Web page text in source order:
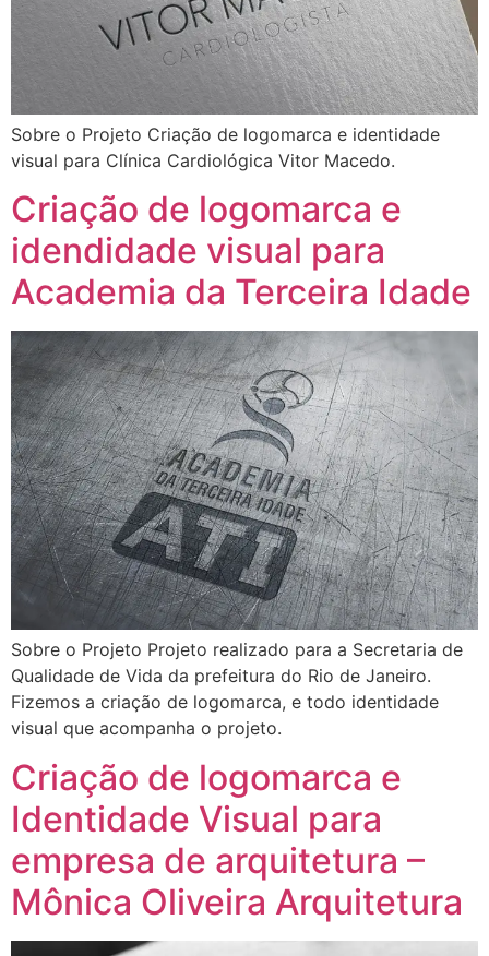
Sobre o Projeto Criação de logomarca e identidade
visual para Clínica Cardiológica Vitor Macedo.
Criação de logomarca e
idendidade visual para
Academia da Terceira Idade
Sobre o Projeto Projeto realizado para a Secretaria de
Qualidade de Vida da prefeitura do Rio de Janeiro.
Fizemos a criação de logomarca, e todo identidade
visual que acompanha o projeto.
Criação de logomarca e
Identidade Visual para
empresa de arquitetura –
Mônica Oliveira Arquitetura